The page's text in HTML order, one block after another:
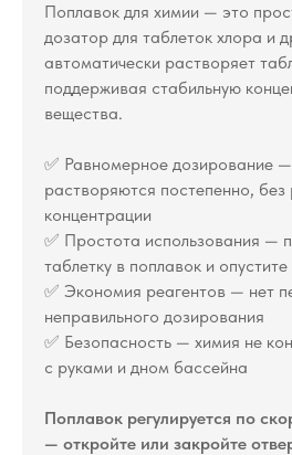
Поплавок для химии — это
дозатор для таблеток хлора и
автоматически растворяет
поддерживая стабильную
вещества.
✅ Равномерное дозирование —
растворяются постепенно, без
концентрации
✅ Простота использования —
таблетку в поплавок и
✅ Экономия реагентов — нет
неправильного дозирования
✅ Безопасность — химия не
с руками и дном бассейна
Поплавок регулируется по
— откройте или закройте